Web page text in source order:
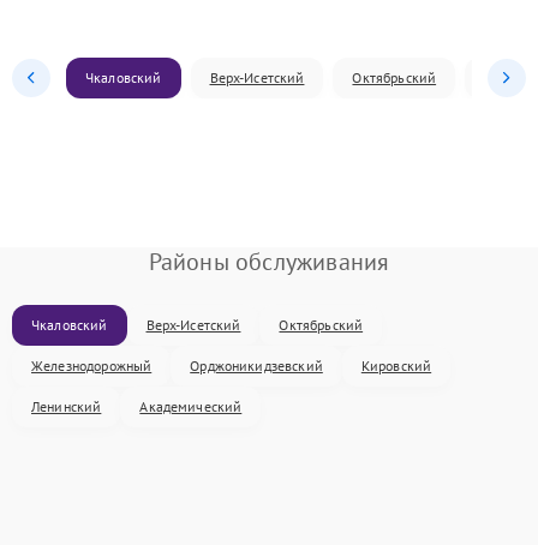
Чкаловский Верх-Исетский Октябрьский
Районы обслуживания
Чкаловский Верх-Исетский Октябрьский
Железнодорожный Орджоникидзевский Кировский
Ленинский Академический